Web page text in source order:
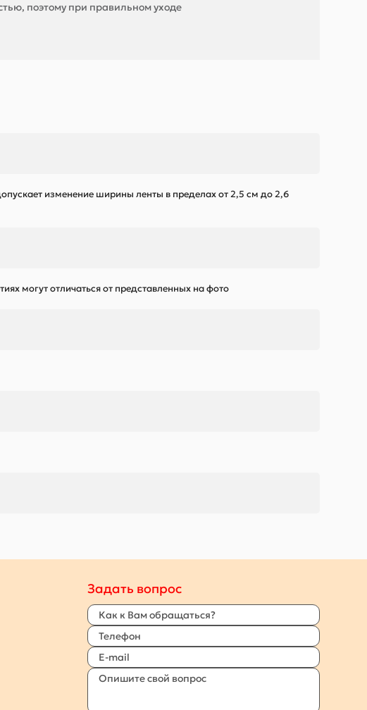
поэтому при правильном уходе
изменение ширины ленты в пределах от 2,5 см до 2,6
могут отличаться от представленных на фото
Задать вопрос